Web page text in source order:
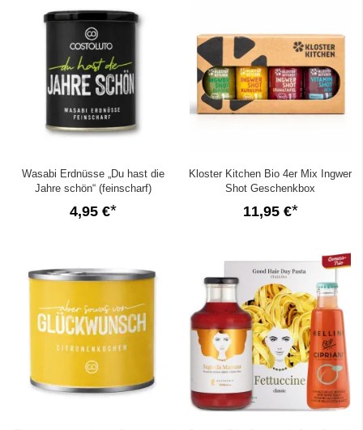
Wasabi Erdnüsse „Du hast die
Jahre schön“ (feinscharf)
4,95 €
Kloster Kitchen Bio 4er Mix Ingwer
Shot Geschenkbox
11,95 €